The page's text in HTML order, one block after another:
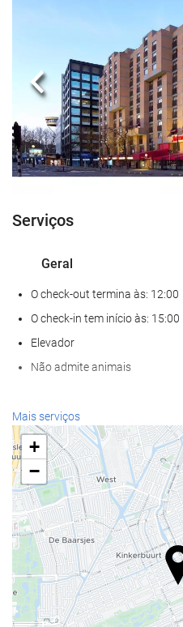
Anterior
Serviços
Geral
O check-out termina às: 12:00
O check-in tem início às: 15:00
Elevador
Não admite animais
Serviços de receção
Recepção 24 horas
Depósito de bagagens
Alimentação e bebidas
Restaurante à la carte
Bar
Instalações de negócios
Mais serviços
+
−